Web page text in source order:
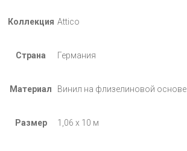
Коллекция Attico
Страна Германия
Материал Винил на флизелиновой основе
Размер 1,06 х 10 м